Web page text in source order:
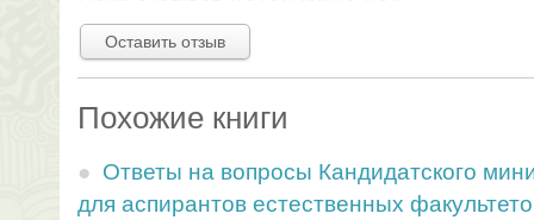
Оставить отзыв
Похожие книги
Ответы на вопросы Кандидатского
для аспирантов естественных